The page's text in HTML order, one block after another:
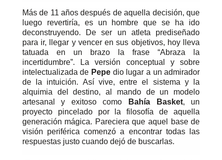
Más de 11 años después de aquella decisión, que
luego revertiría, es un hombre que se ha ido
deconstruyendo. De ser un atleta prediseñado
para ir, llegar y vencer en sus objetivos, hoy lleva
tatuada en un brazo la frase “Abraza la
incertidumbre”. La versión conceptual y sobre
intelectualizada de Pepe dio lugar a un admirador
de la intuición. Así vive, entre el sistema y la
alquimia del destino, al mando de un modelo
artesanal y exitoso como
Bahía Basket, un
proyecto pincelado por la filosofía de aquella
generación mágica. Pareciera que aquel base de
visión periférica comenzó a encontrar todas las
respuestas justo cuando dejó de buscarlas.